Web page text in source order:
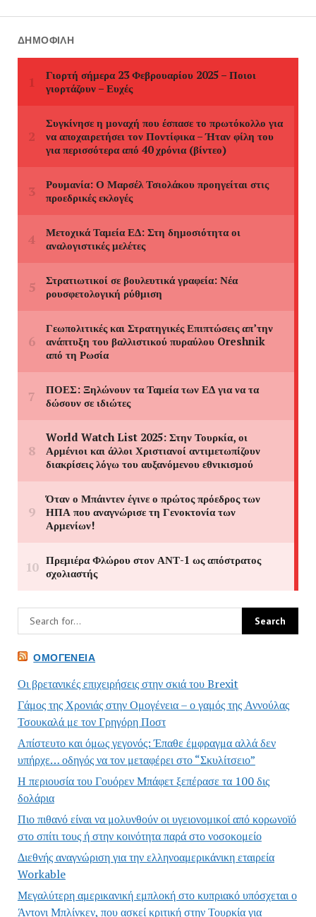
ΔΗΜΟΦΙΛΉ
ΟΜΟΓΈΝΕΙΑ
Οι βρετανικές επιχειρήσεις στην σκιά του Brexit
Γάμος της Χρονιάς στην Ομογένεια – ο γαμός της Αννούλας
Τσουκαλά με τον Γρηγόρη Ποστ
Απίστευτο και όμως γεγονός: Έπαθε έμφραγμα αλλά δεν
υπήρχε… οδηγός να τον μεταφέρει στο “Σκυλίτσειο”
Η περιουσία του Γουόρεν Μπάφετ ξεπέρασε τα 100 δις
δολάρια
Πιο πιθανό είναι να μολυνθούν οι υγειονομικοί από κορωνοϊό
στο σπίτι τους ή στην κοινότητα παρά στο νοσοκομείο
Διεθνής αναγνώριση για την ελληνοαμερικάνικη εταιρεία
Workable
Μεγαλύτερη αμερικανική εμπλοκή στο κυπριακό υπόσχεται ο
Άντονι Μπλίνκεν, που ασκεί κριτική στην Τουρκία για